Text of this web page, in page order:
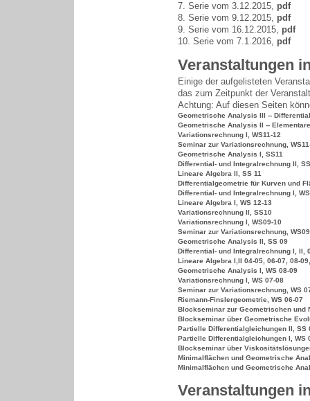
7. Serie vom 3.12.2015, pdf
8. Serie vom 9.12.2015, pdf
9. Serie vom 16.12.2015, pdf
10. Serie vom 7.1.2016, pdf
Veranstaltungen
Einige der aufgelisteten
das zum Zeitpunkt der
Achtung: Auf diesen Seiten
Geometrische Analysis III --
Geometrische Analysis II --
Variationsrechnung I, WS11-12
Seminar zur Variationsrechnung,
Geometrische Analysis I, SS11
Differential- und Integralrechnung II,
Lineare Algebra II, SS 11
Differentialgeometrie für Kurven und
Differential- und Integralrechnung I,
Lineare Algebra I, WS 12-13
Variationsrechnung II, SS10
Variationsrechnung I, WS09-10
Seminar zur Variationsrechnung,
Geometrische Analysis II, SS 09
Differential- und Integralrechnung I, II,
Lineare Algebra I,II 04-05, 06-07, 08-
Geometrische Analysis I, WS 08-09
Variationsrechnung I, WS 07-08
Seminar zur Variationsrechnung, WS
Riemann-Finslergeometrie, WS 06-07
Blockseminar zur Geometrischen und
Blockseminar über Geometrische
Partielle Differentialgleichungen II, SS
Partielle Differentialgleichungen I, WS
Blockseminar über
Minimalflächen und Geometrische
Minimalflächen und Geometrische
Veranstaltungen